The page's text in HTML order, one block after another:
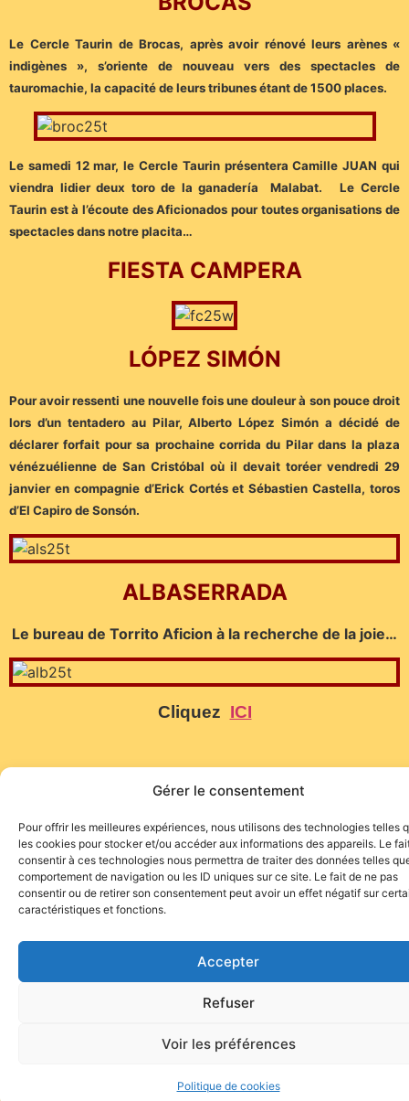
Gérer le consentement
Pour offrir les meilleures expériences, nous utilisons des technologies telles
les cookies pour stocker et/ou accéder aux informations des appareils. Le
consentir à ces technologies nous permettra de traiter des données telles
comportement de navigation ou les ID uniques sur ce site. Le fait de ne pas
consentir ou de retirer son consentement peut avoir un effet négatif sur
caractéristiques et fonctions.
Accepter
Refuser
Voir les préférences
Politique de cookies
Le Cercle Taurin de Brocas, après avoir rénové leurs arènes «
indigènes », s’oriente de nouveau vers des spectacles de
tauromachie, la capacité de leurs tribunes étant de 1500 places.
Le samedi 12 mar, le Cercle Taurin présentera Camille JUAN qui
viendra lidier deux toro de la ganadería Malabat. Le Cercle
Taurin est à l’écoute des Aficionados pour toutes organisations de
spectacles dans notre placita…
FIESTA CAMPERA
LÓPEZ SIMÓN
Pour avoir ressenti une nouvelle fois une douleur à son pouce droit
lors d’un tentadero au Pilar, Alberto López Simón a décidé de
déclarer forfait pour sa prochaine corrida du Pilar dans la plaza
vénézuélienne de San Cristóbal où il devait toréer vendredi 29
janvier en compagnie d’Erick Cortés et Sébastien Castella, toros
d’El Capiro de Sonsón.
ALBASERRADA
Le bureau de Torrito Aficion à la recherche de la joie…
Cliquez ICI
Site de l'association TOROFIESTA